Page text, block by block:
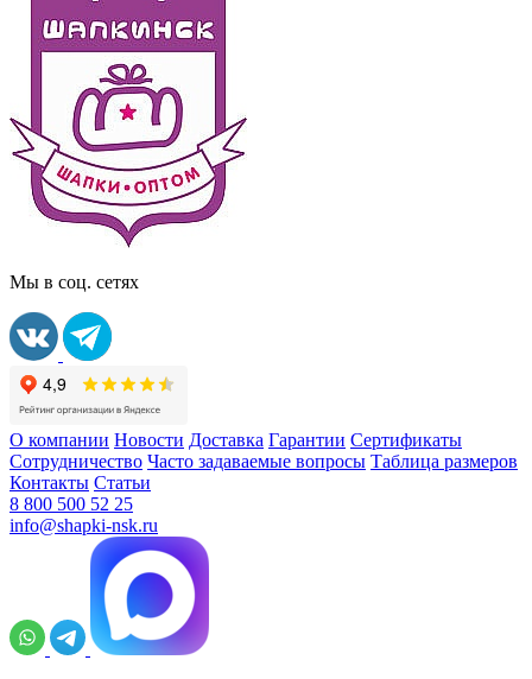
Мы в соц. сетях
О компании Новости Доставка Гарантии Сертификаты
Сотрудничество Часто задаваемые вопросы Таблица размеров
Контакты Статьи
8 800 500 52 25
info@shapki-nsk.ru